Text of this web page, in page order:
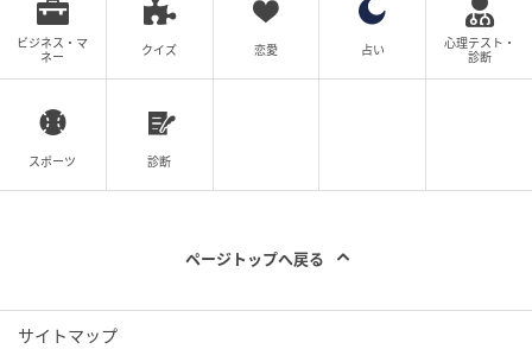
ビジネス・マ
ネー
クイズ 恋愛 占い
心理テスト・
診断
スポーツ 診断
ページトップへ戻る
サイトマップ